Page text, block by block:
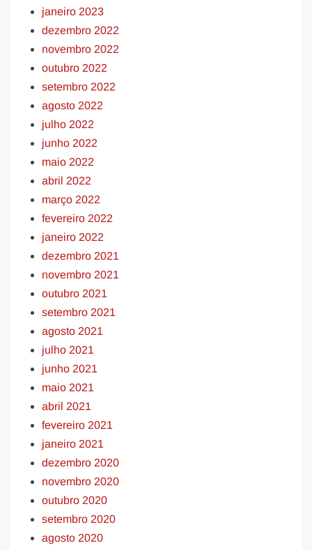
janeiro 2023
dezembro 2022
novembro 2022
outubro 2022
setembro 2022
agosto 2022
julho 2022
junho 2022
maio 2022
abril 2022
março 2022
fevereiro 2022
janeiro 2022
dezembro 2021
novembro 2021
outubro 2021
setembro 2021
agosto 2021
julho 2021
junho 2021
maio 2021
abril 2021
fevereiro 2021
janeiro 2021
dezembro 2020
novembro 2020
outubro 2020
setembro 2020
agosto 2020